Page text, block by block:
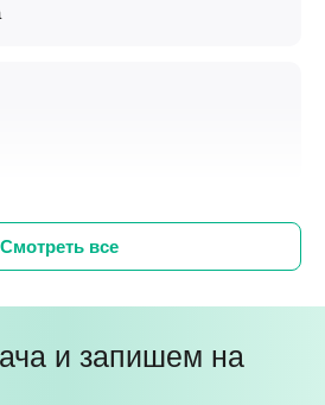
Смотреть все
и запишем на